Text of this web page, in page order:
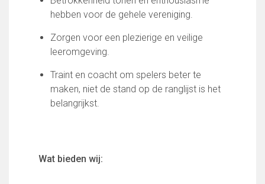
hebben voor de gehele vereniging.
Zorgen voor een plezierige en veilige
leeromgeving.
Traint en coacht om spelers beter te
maken, niet de stand op de ranglijst is het
belangrijkst.
Wat bieden wij: